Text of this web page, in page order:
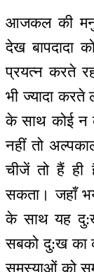
आजकल की
देख बापदादा
प्रयत्न करते
भी ज्यादा करते
के साथ कोई न
नहीं तो
चीजें तो हैं ही
सकता। जहाँ
के साथ यह
सबको दु:ख का
समस्याओं को